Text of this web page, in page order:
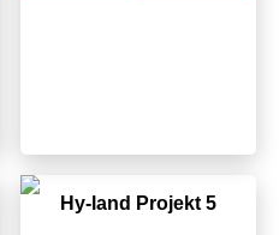
Hy-land Projekt 5